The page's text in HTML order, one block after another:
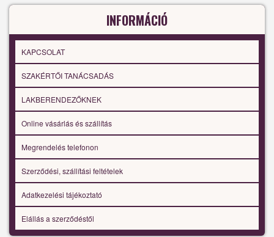
INFORMÁCIÓ
KAPCSOLAT
SZAKÉRTŐI TANÁCSADÁS
LAKBERENDEZŐKNEK
Online vásárlás és szállítás
Megrendelés telefonon
Szerződési, szállítási feltételek
Adatkezelési tájékoztató
Elállás a szerződéstől